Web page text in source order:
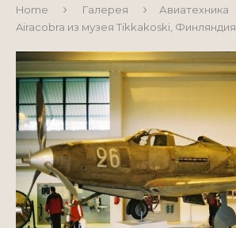
Home Галерея Авиатехника
Airacobra из музея Tikkakoski, Финляндия